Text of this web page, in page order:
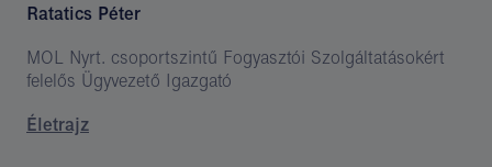
Ratatics Péter
MOL Nyrt. csoportszintű Fogyasztói Szolgáltatásokért
felelős Ügyvezető Igazgató
Életrajz